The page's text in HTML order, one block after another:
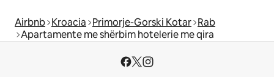
Airbnb Kroacia Primorje-Gorski Kotar Rab
Apartamente me shërbim hotelerie me qira